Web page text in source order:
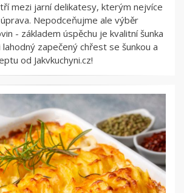
mezi jarní delikatesy, kterým nejvíce
Nepodceňujme ale výběr
- základem úspěchu je kvalitní šunka
zapečený chřest se šunkou a
od Jakvkuchyni.cz!